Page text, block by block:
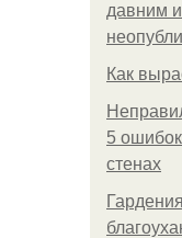
давним
Как
5
стенах